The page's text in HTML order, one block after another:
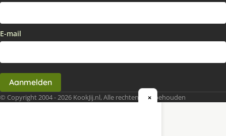
E-mail
Aanmelden
© Copyright 2004 - 2026 KookJij.nl, Alle rechten voorbehouden
×